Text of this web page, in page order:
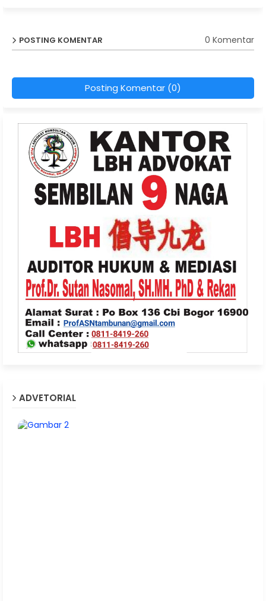
POSTING KOMENTAR 0 Komentar
Posting Komentar (0)
ADVETORIAL